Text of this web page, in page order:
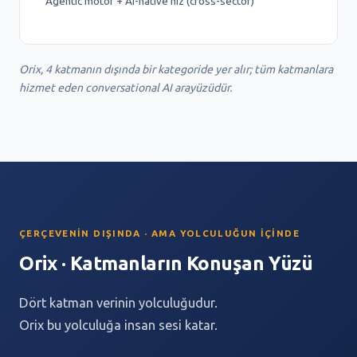
Orix, 4 katmanın dışında bir kategoride yer alır; tüm katmanlara
hizmet eden conversational AI arayüzüdür.
ÇERÇEVENIN DIŞINDA · AMA YOLCULUĞUN İÇINDE
Orix · Katmanların Konuşan Yüzü
Dört katman verinin yolculuğudur.
Orix bu yolculuğa insan sesi katar.